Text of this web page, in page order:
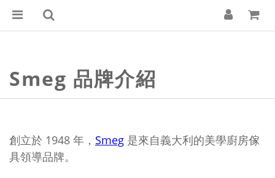
Smeg 品牌介紹
創立於 1948 年， Smeg 是來自義大利的美學廚房傢
具領導品牌。